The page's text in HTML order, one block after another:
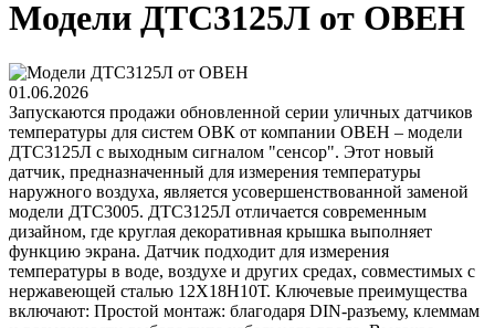
Модели ДТС3125Л от ОВЕН
01.06.2026
Запускаются продажи обновленной серии уличных датчиков
температуры для систем ОВК от компании ОВЕН – модели
ДТС3125Л с выходным сигналом "сенсор". Этот новый
датчик, предназначенный для измерения температуры
наружного воздуха, является усовершенствованной заменой
модели ДТС3005. ДТС3125Л отличается современным
дизайном, где круглая декоративная крышка выполняет
функцию экрана. Датчик подходит для измерения
температуры в воде, воздухе и других средах, совместимых с
нержавеющей сталью 12Х18Н10Т. Ключевые преимущества
включают: Простой монтаж: благодаря DIN-разъему, клеммам